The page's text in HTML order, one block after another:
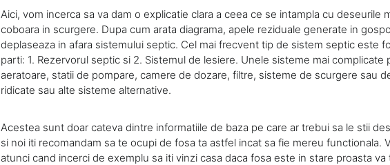
Aici, vom incerca sa va dam o explicatie clara a ceea ce se intampla cu deseurile
coboara in scurgere. Dupa cum arata diagrama, apele reziduale generate in
deplaseaza in afara sistemului septic. Cel mai frecvent tip de sistem septic este
parti: 1. Rezervorul septic si 2. Sistemul de lesiere. Unele sisteme mai complicate
aeratoare, statii de pompare, camere de dozare, filtre, sisteme de scurgere sau
ridicate sau alte sisteme alternative.
Acestea sunt doar cateva dintre informatiile de baza pe care ar trebui sa le stii
si noi iti recomandam sa te ocupi de fosa ta astfel incat sa fie mereu functionala.
atunci cand incerci de exemplu sa iti vinzi casa daca fosa este in stare proasta va